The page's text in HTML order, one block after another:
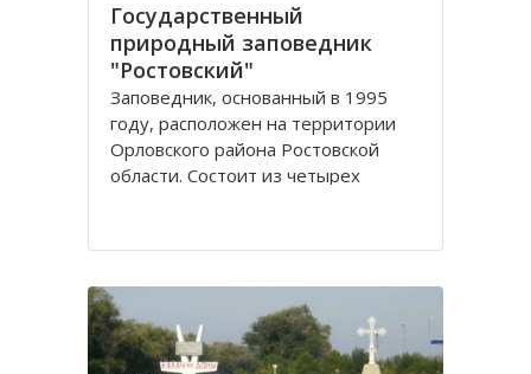
Государственный
природный заповедник
"Ростовский"
Заповедник, основанный в 1995
году, расположен на территории
Орловского района Ростовской
области. Сoстоит из четырех
Стaриковского, Цаган-Хак), которые
нaправлении по прaвобережью
Мaнычской долины и находятся